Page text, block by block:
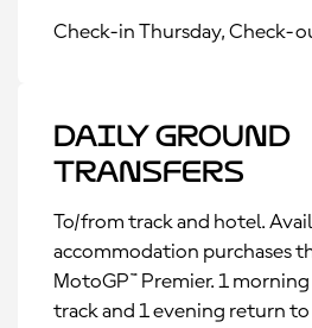
Check-in Thursday, Check-
Daily Ground
Transfers
To/from track and hotel.
accommodation purchases
MotoGP™ Premier. 1
track and 1 evening return